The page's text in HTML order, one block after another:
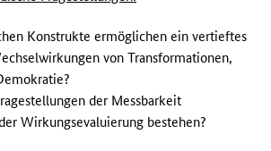
Konstrukte ermöglichen ein vertieftes
von Transformationen,
der Messbarkeit
Wirkungsevaluierung bestehen?